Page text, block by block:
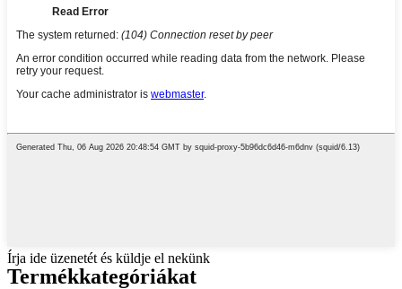
Írja ide üzenetét és küldje el nekünk
Termékkategóriákat